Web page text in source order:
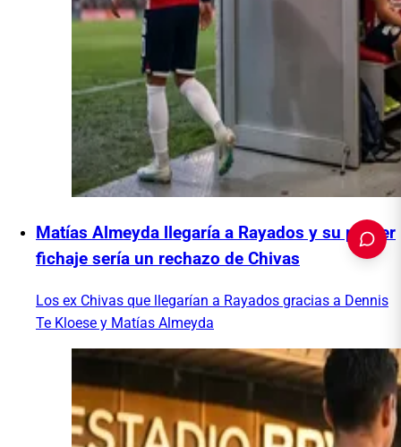
Matías Almeyda llegaría a Rayados y su primer
fichaje sería un rechazo de Chivas
Los ex Chivas que llegarían a Rayados gracias a Dennis
Te Kloese y Matías Almeyda
PUBLICIDAD